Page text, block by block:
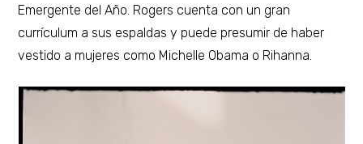
Emergente del Año. Rogers cuenta con un gran
currículum a sus espaldas y puede presumir de haber
vestido a mujeres como Michelle Obama o Rihanna.